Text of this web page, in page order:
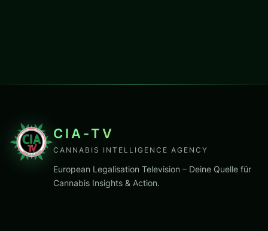
CIA-TV
CANNABIS INTELLIGENCE AGENCY
European Legalisation Television – Deine Quelle für
Cannabis Insights & Action.